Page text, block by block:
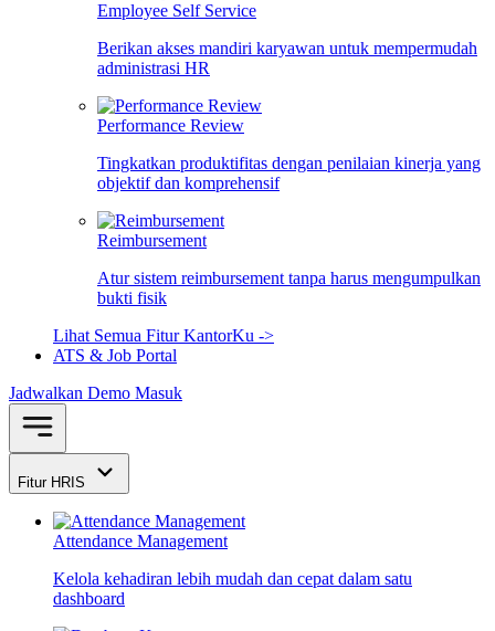
Employee Self Service
Berikan akses mandiri karyawan untuk mempermudah
administrasi HR
Performance Review
Tingkatkan produktifitas dengan penilaian kinerja yang
objektif dan komprehensif
Reimbursement
Atur sistem reimbursement tanpa harus mengumpulkan
bukti fisik
Lihat Semua Fitur KantorKu ->
ATS & Job Portal
Jadwalkan Demo Masuk
Fitur HRIS
Attendance Management
Kelola kehadiran lebih mudah dan cepat dalam satu
dashboard